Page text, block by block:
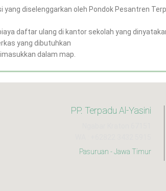
yang diselenggarkan oleh Pondok Pesantren
daftar ulang di kantor sekolah yang
yang dibutuhkan
dalam map.
PP. Terpadu Al-Yasini
Pasuruan - Jawa Timur